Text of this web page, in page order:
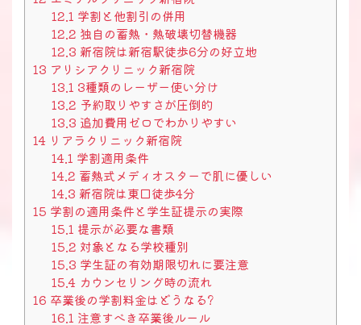
12.1 学割と他割引の併用
12.2 独自の蓄熱・熱破壊切替機器
12.3 新宿院は新宿駅徒歩6分の好立地
13 アリシアクリニック新宿院
13.1 3種類のレーザー使い分け
13.2 予約取りやすさが圧倒的
13.3 追加費用ゼロでわかりやすい
14 リアラクリニック新宿院
14.1 学割適用条件
14.2 蓄熱式メディオスターで肌に優しい
14.3 新宿院は東口徒歩4分
15 学割の適用条件と学生証提示の実際
15.1 提示が必要な書類
15.2 対象となる学校種別
15.3 学生証の有効期限切れに要注意
15.4カウンセリング時の流れ
16 卒業後の学割料金はどうなる?
16.1 注意すべき卒業後ルール